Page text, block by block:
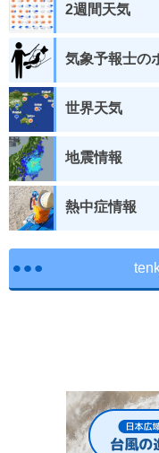
2週間天気
気象予報士の
世界天気
地震情報
熱中症情報